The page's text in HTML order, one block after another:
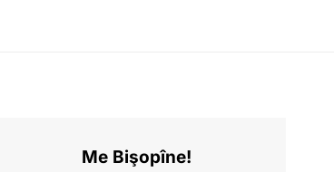
Me Bişopîne!